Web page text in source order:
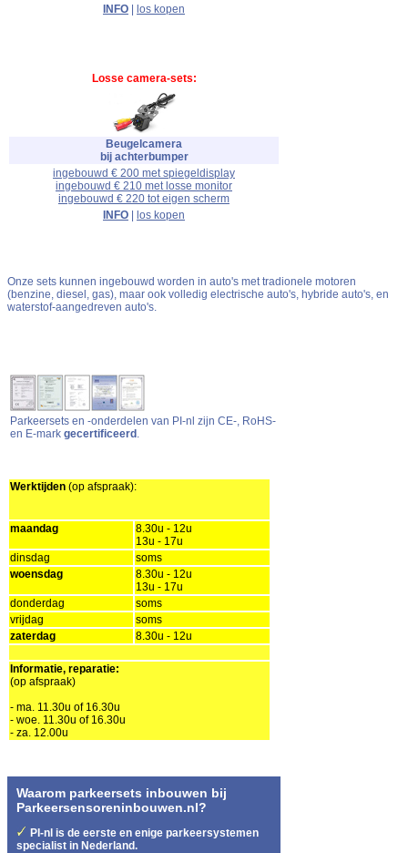
INFO
los kopen
Losse camera-sets:
Beugelcamera
bij achterbumper
ingebouwd € 200 met spiegeldisplay
ingebouwd € 210 met losse monitor
ingebouwd € 220 tot eigen scherm
INFO
los kopen
Onze sets kunnen ingebouwd worden in auto's met tradionele motoren
(benzine, diesel, gas), maar ook volledig electrische auto's, hybride auto's, en
waterstof-aangedreven auto's.
Parkeersets en -onderdelen van PI-nl zijn CE-, RoHS-
en E-mark gecertificeerd .
Werktijden (op afspraak):
maandag
8.30u - 12u
13u - 17u
dinsdag
soms
woensdag
8.30u - 12u
13u - 17u
donderdag
soms
vrijdag
soms
zaterdag
8.30u - 12u
Informatie, reparatie:
(op afspraak)
- ma. 11.30u of 16.30u
- woe. 11.30u of 16.30u
- za. 12.00u
Waarom parkeersets inbouwen bij
Parkeersensoreninbouwen.nl?
PI-nl is de eerste en enige parkeersystemen
specialist in Nederland.